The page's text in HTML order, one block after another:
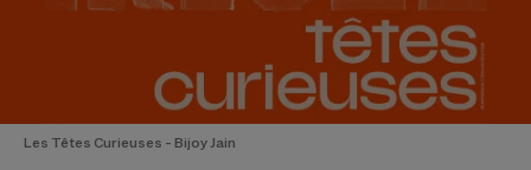
Les Têtes Curieuses - Bijoy Jain